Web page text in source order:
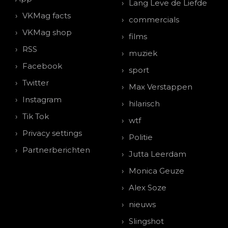
VKMag facts
VKMag shop
RSS
Facebook
Twitter
Instagram
Tik Tok
Privacy settings
Partnerberichten
Lang Leve de Liefde
commercials
films
muziek
sport
Max Verstappen
hilarisch
wtf
Politie
Jutta Leerdam
Monica Geuze
Alex Soze
nieuws
Slingshot